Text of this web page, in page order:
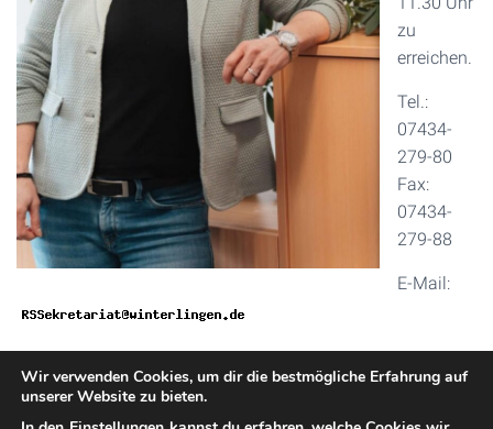
zu
erreichen.
Tel.:
07434-
279-80
Fax:
07434-
279-88
E-Mail:
Wir verwenden Cookies, um dir die bestmögliche Erfahrung auf
unserer Website zu bieten.